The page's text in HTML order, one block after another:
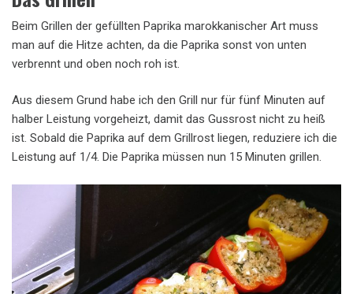
Beim Grillen der gefüllten Paprika marokkanischer Art muss
man auf die Hitze achten, da die Paprika sonst von unten
verbrennt und oben noch roh ist.
Aus diesem Grund habe ich den Grill nur für fünf Minuten auf
halber Leistung vorgeheizt, damit das Gussrost nicht zu heiß
ist. Sobald die Paprika auf dem Grillrost liegen, reduziere ich die
Leistung auf 1/4. Die Paprika müssen nun 15 Minuten grillen.